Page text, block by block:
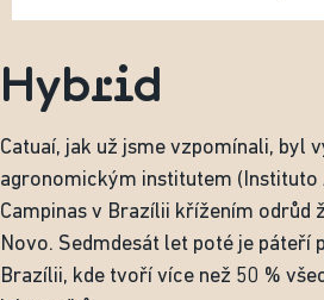
Hybrid
Catuaí, jak už jsme vzpomínali, byl
agronomickým institutem
Campinas v Brazílii křížením odrůd
Novo. Sedmdesát let poté je páteří
Brazílii, kde tvoří více než 50 %